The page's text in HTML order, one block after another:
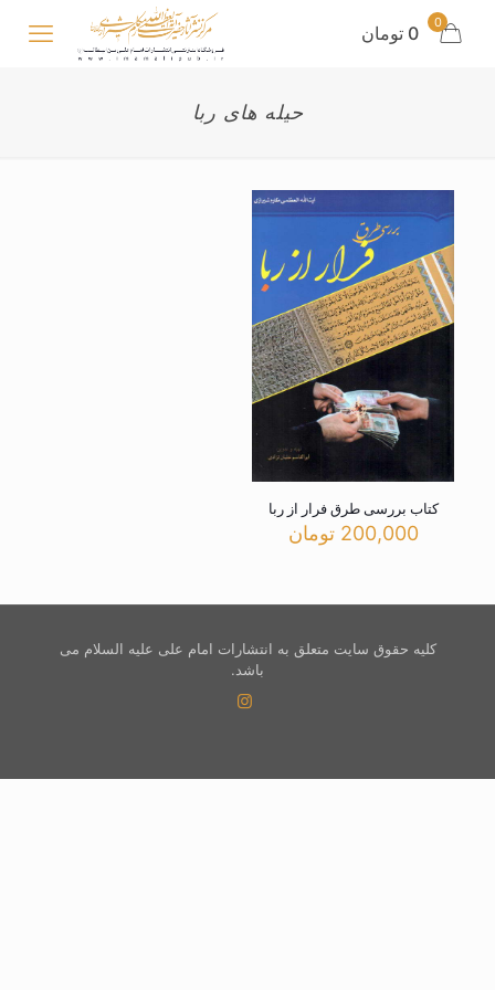
0 0 تومان
حیله های ربا
کتاب بررسی طرق فرار از ربا
200,000 تومان
کلیه حقوق سایت متعلق به انتشارات امام علی علیه السلام می
باشد.